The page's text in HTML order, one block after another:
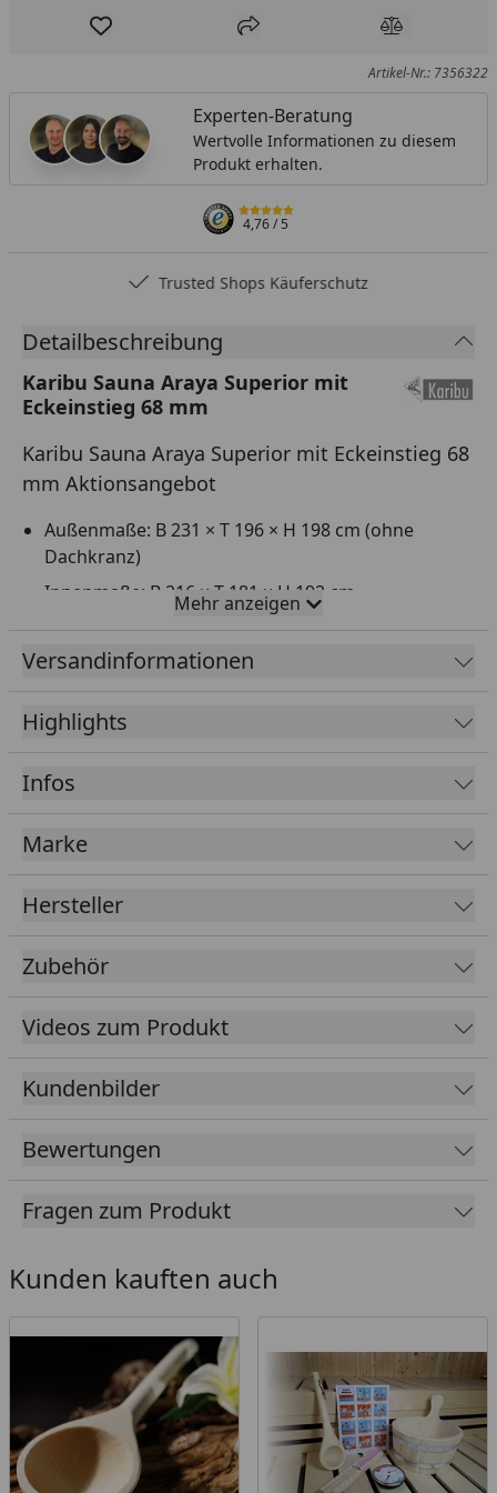
Produkt zur Wunschliste hinzufügen
Teilen Produkt
Artikel-Nr.: 7356322
Experten-Beratung
Wertvolle Informationen zu diesem
Produkt erhalten.
4,76/ 5
Trusted Shops Käuferschutz
Detailbeschreibung
Karibu Sauna Araya Superior mit
Eckeinstieg 68 mm
Karibu Sauna Araya Superior mit Eckeinstieg 68
mm Aktionsangebot
Außenmaße: B 231 × T 196 × H 198 cm (ohne
Dachkranz)
Innenmaße: B 216 × T 181 × H 192 cm
Wandstärke 68 mm mit eingebauter
Mineralwolldämmung für eine hervorragende
Vorgefertigte Wandelemente, die außen mit
Softline-Profilholz verkleidet sind
Volumen 7,4 m³
Inkl. 3 Liegen
Ganzglastür mit Massivholz-Türrahmen,
Einscheibensicherheitsglas und lackiertem
Holzgriff
Spezielle Superior Ausstattung:
4 hochwertige, bronzierte Fenster, feststehend
Espenholz, für ein angenehmes Gefühl auf der
Haut
Bankblenden, 3 Liegen mit einer Breite von 57 cm
und ein Ofenschutzgitter aus massivem Espenholz
Inkl. 1 Kopfstütze
Die Sauna Araya in baugleich mit der Sauna Ainur 3
und kommt als Aktionsangebot mit frachtfreier
Saunaleuchte Classic und ein Silikonkabelset für
Tipp: Unter folgendem
Kaufberater, der Ihnen erklärt, welches Zubehör
für Ihren Saunakauf erforderlich ist und welches
Zubehör Sie optional wählen können, um ein
optimales Saunaerlebnis zu erhalten.
Mehr anzeigen
Versandinformationen
Highlights
Infos
Marke
Hersteller
Zubehör
Videos zum Produkt
Kundenbilder
Bewertungen
Fragen zum Produkt
Kunden kauften auch